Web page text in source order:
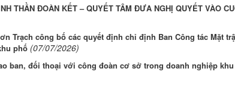
THẦN ĐOÀN KẾT – QUYẾT TÂM ĐƯA NGHỊ QUYẾT VÀO
Trạch công bố các quyết định chỉ định Ban Công tác Mặt
phố (07/07/2026)
ban, đối thoại với công đoàn cơ sở trong doanh nghiệp